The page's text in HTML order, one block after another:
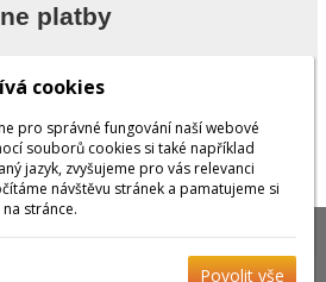
platby
Používáním našich služeb
✖
cookies
pro správné fungování naší webové
souborů cookies si také například
jazyk, zvyšujeme pro vás relevanci
návštěvu stránek a pamatujeme si
stránce.
Povolit vše